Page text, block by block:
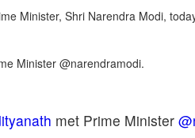
Minister, Shri Narendra Modi,
Minister @narendramodi.
met Prime Minister